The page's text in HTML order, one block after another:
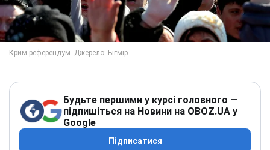
Будьте першими у курсі головного —
підпишіться на Новини на OBOZ.UA у
Google
Підписатися